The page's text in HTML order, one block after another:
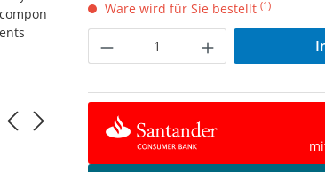
Ware wird für Sie bestellt (1)
Produkt Anzahl: Gib